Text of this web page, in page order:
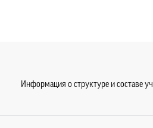
Информация о структуре и составе